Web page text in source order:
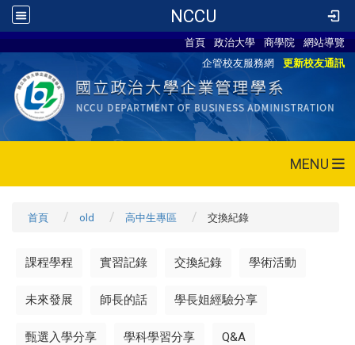
NCCU
首頁 政治大學 商學院
網站導覽
企管校友服務網
更新校友通訊
MENU
首頁 old 高中生專區 交換紀錄
課程學程 實習記錄 交換紀錄 學術活動
未來發展 師長的話 學長姐經驗分享
甄選入學分享 學科學習分享 Q&A